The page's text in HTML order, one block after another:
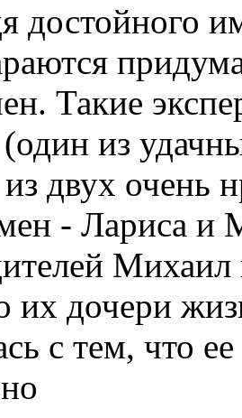
достойного
Такие
из
из двух очень
- Лариса и
их дочери
с тем, что